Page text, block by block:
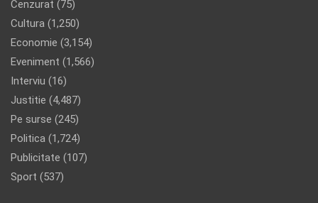
Cenzurat (75)
Cultura (1,250)
Economie (3,154)
Eveniment (1,566)
Interviu (16)
Justitie (4,487)
Pe surse (245)
Politica (1,724)
Publicitate (107)
Sport (537)